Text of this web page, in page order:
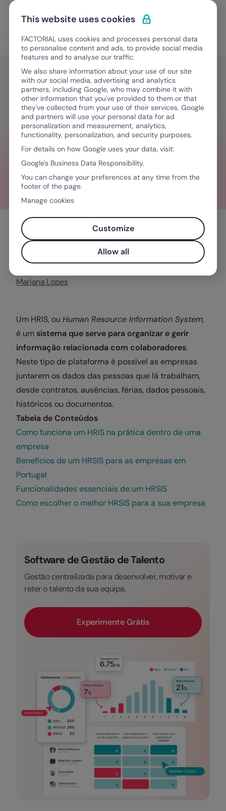
Ir para o conteúdo
Experimente Grátis
Sem categoria
Sem categoria
O que é um HRIS e como pode
facilitar a gestão de recursos
humanos
Junho 29, 2026·4 minutos de leitura
Índice
Mariana Lopes
Um HRIS, ou Human Resource Information System,
é um sistema que serve para organizar e gerir
informação relacionada com colaboradores.
Neste tipo de plataforma é possível as empresas
juntarem os dados das pessoas que lá trabalham,
desde contratos, ausências, férias, dados pessoais,
históricos ou documentos.
Tabela de Conteúdos
Como funciona um HRIS na prática dentro de uma
empresa
Benefícios de um HRSIS para as empresas em
Portugal
Funcionalidades essenciais de um HRSIS
Como escolher o melhor HRSIS para a sua empresa
Software de Gestão de Talento
Gestão centralizada para desenvolver, motivar e
reter o talento da sua equipa.
Experimente Grátis
This website uses cookies
FACTORIAL uses cookies and processes personal data
to personalise content and ads, to provide social media
features and to analyse our traffic.
We also share information about your use of our site
with our social media, advertising and analytics
partners, including Google, who may combine it with
other information that you've provided to them or that
they've collected from your use of their services. Google
and partners will use your personal data for ad
personalization and measurement, analytics,
functionality, personalization, and security purposes.
For details on how Google uses your data, visit:
Google's Business Data Responsibility.
You can change your preferences at any time from the
footer of the page.
Manage cookies
Customize
Allow all